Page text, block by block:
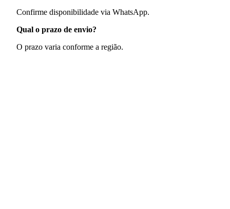
Confirme disponibilidade via WhatsApp.
Qual o prazo de envio?
O prazo varia conforme a região.